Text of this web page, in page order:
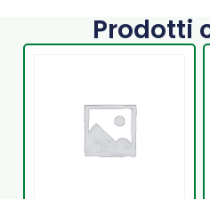
Prodotti